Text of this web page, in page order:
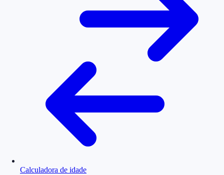
Calculadora de idade